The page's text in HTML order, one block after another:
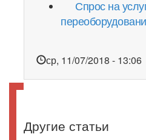
Спрос на
ср, 11/07/2018 - 13:06
Другие статьи